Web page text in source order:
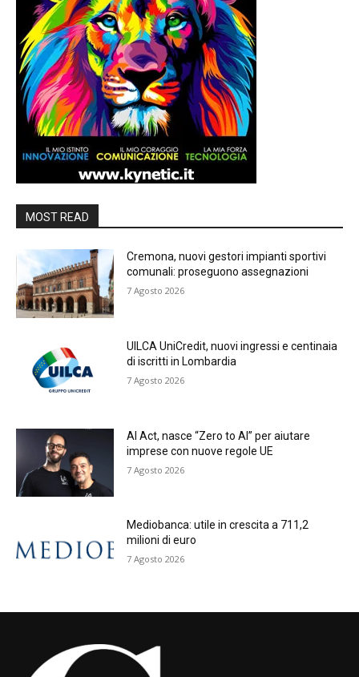
MOST READ
Cremona, nuovi gestori impianti sportivi
comunali: proseguono assegnazioni
7 Agosto 2026
UILCA UniCredit, nuovi ingressi e centinaia
di iscritti in Lombardia
7 Agosto 2026
AI Act, nasce “Zero to AI” per aiutare
imprese con nuove regole UE
7 Agosto 2026
Mediobanca: utile in crescita a 711,2
milioni di euro
7 Agosto 2026